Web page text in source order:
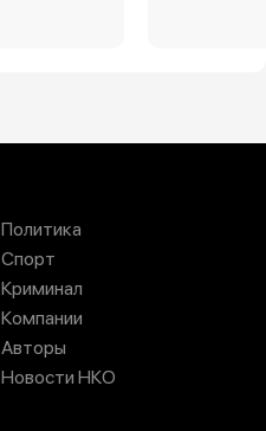
Политика
Спорт
Криминал
Компании
Авторы
Новости НКО